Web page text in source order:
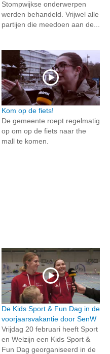
Stompwijkse onderwerpen
werden behandeld. Vrijwel alle
partijen die meedoen aan de...
Kom op de fiets!
De gemeente roept regelmatig
op om op de fiets naar the
mall te komen.
De Kids Sport & Fun Dag in de
voorjaarsvakantie door SenW
Vrijdag 20 februari heeft Sport
en Welzijn een Kids Sport &
Fun Dag georganiseerd in de